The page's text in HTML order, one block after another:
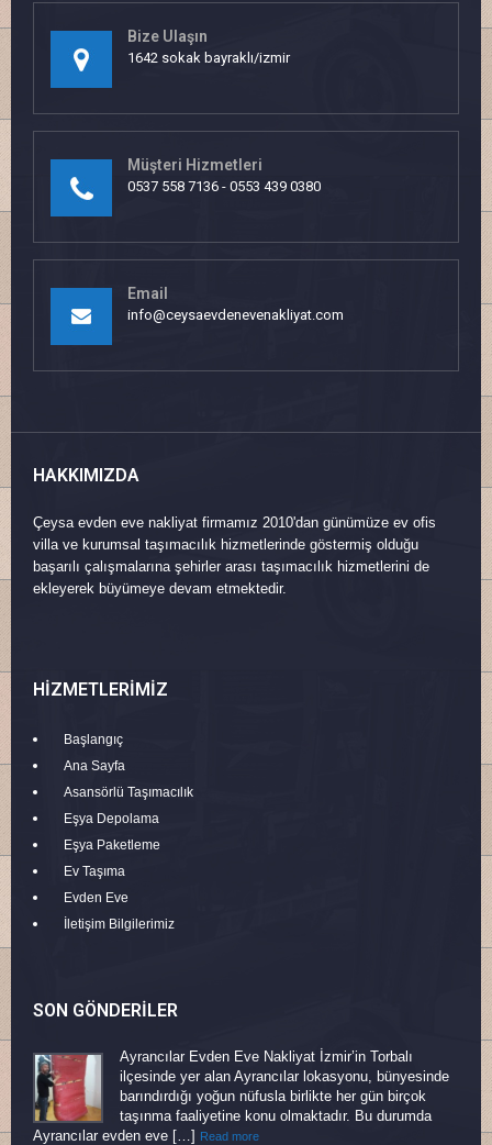
Bize Ulaşın
1642 sokak bayraklı/izmir
Müşteri Hizmetleri
0537 558 7136 - 0553 439 0380
Email
info@ceysaevdenevenakliyat.com
HAKKIMIZDA
Çeysa evden eve nakliyat firmamız 2010'dan günümüze ev ofis
villa ve kurumsal taşımacılık hizmetlerinde göstermiş olduğu
başarılı çalışmalarına şehirler arası taşımacılık hizmetlerini de
ekleyerek büyümeye devam etmektedir.
HIZMETLERIMIZ
Başlangıç
Ana Sayfa
Asansörlü Taşımacılık
Eşya Depolama
Eşya Paketleme
Ev Taşıma
Evden Eve
İletişim Bilgilerimiz
SON GÖNDERILER
Ayrancılar Evden Eve Nakliyat İzmir’in Torbalı
ilçesinde yer alan Ayrancılar lokasyonu, bünyesinde
barındırdığı yoğun nüfusla birlikte her gün birçok
taşınma faaliyetine konu olmaktadır. Bu durumda
Ayrancılar evden eve […]
Read more